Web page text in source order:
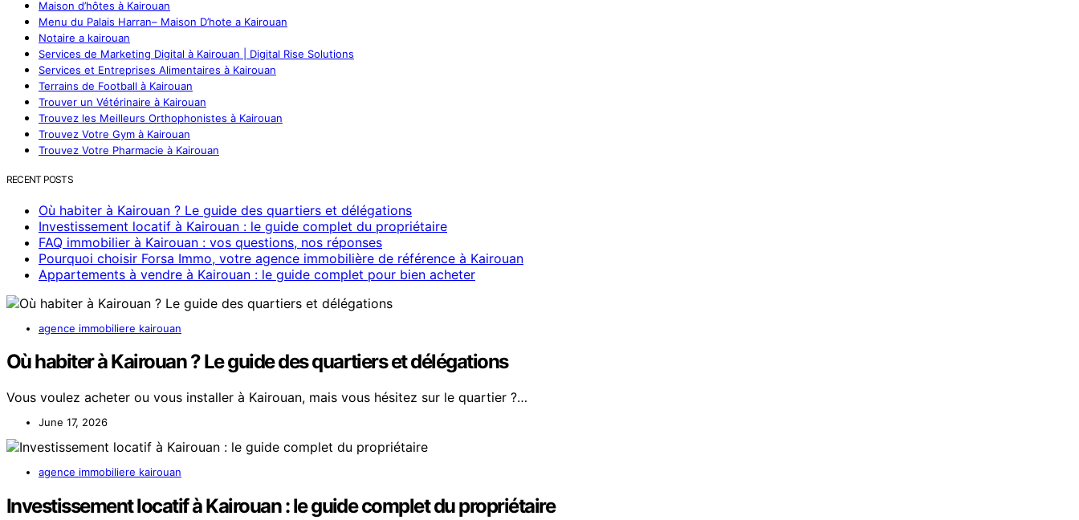
Maison d’hôtes à Kairouan
Menu du Palais Harran– Maison D’hote a Kairouan
Notaire a kairouan
Services de Marketing Digital à Kairouan | Digital Rise Solutions
Services et Entreprises Alimentaires à Kairouan
Terrains de Football à Kairouan
Trouver un Vétérinaire à Kairouan
Trouvez les Meilleurs Orthophonistes à Kairouan
Trouvez Votre Gym à Kairouan
Trouvez Votre Pharmacie à Kairouan
RECENT POSTS
Où habiter à Kairouan ? Le guide des quartiers et délégations
Investissement locatif à Kairouan : le guide complet du propriétaire
FAQ immobilier à Kairouan : vos questions, nos réponses
Pourquoi choisir Forsa Immo, votre agence immobilière de référence à Kairouan
Appartements à vendre à Kairouan : le guide complet pour bien acheter
agence immobiliere kairouan
Où habiter à Kairouan ? Le guide des quartiers et délégations
Vous voulez acheter ou vous installer à Kairouan, mais vous hésitez sur le quartier ?…
June 17, 2026
agence immobiliere kairouan
Investissement locatif à Kairouan : le guide complet du propriétaire